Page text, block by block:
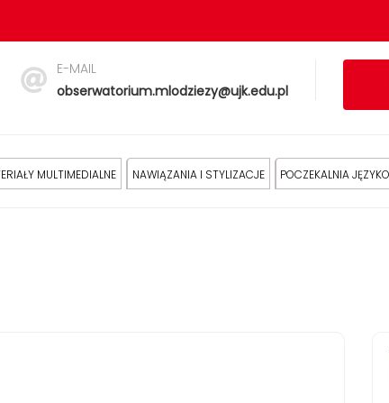
E-MAIL
obserwatorium.mlodziezy@ujk.edu.pl
MULTIMEDIALNE NAWIĄZANIA I STYLIZACJE POCZEKALNIA